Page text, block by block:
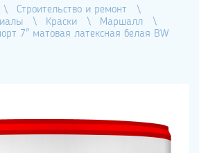
Строительство и ремонт
Краски
Маршалл
7" матовая латексная белая BW